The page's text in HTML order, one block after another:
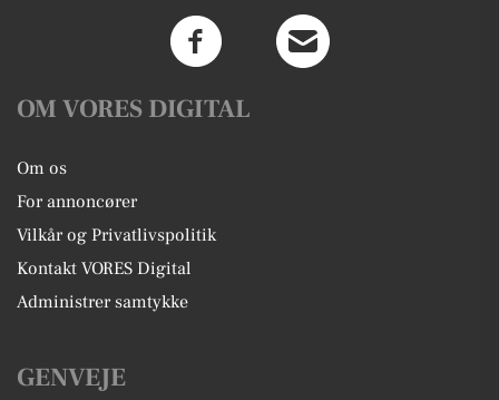
OM VORES DIGITAL
Om os
For annoncører
Vilkår og Privatlivspolitik
Kontakt VORES Digital
Administrer samtykke
GENVEJE